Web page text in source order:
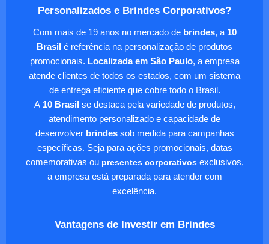
Personalizados e Brindes Corporativos?
Com mais de 19 anos no mercado de brindes, a 10
Brasil é referência na personalização de produtos
promocionais. Localizada em São Paulo, a empresa
atende clientes de todos os estados, com um sistema
de entrega eficiente que cobre todo o Brasil.
A10 Brasilse destaca pela variedade de produtos,
atendimento personalizado e capacidade de
desenvolver brindessob medida para campanhas
específicas. Seja para ações promocionais, datas
comemorativas ou presentes corporativosexclusivos,
a empresa está preparada para atender com
excelência.
Vantagens de Investir em Brindes